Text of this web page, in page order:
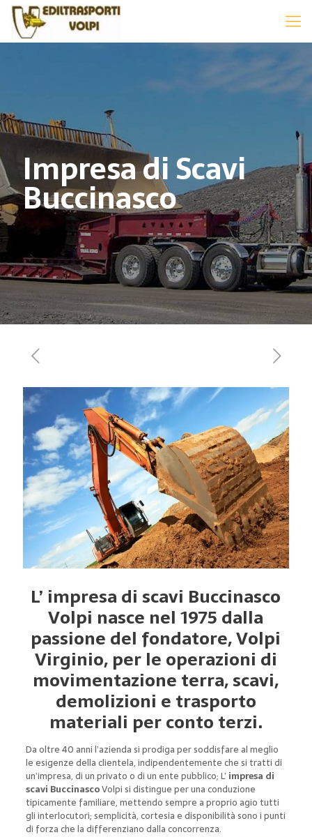
Impresa di Scavi
Buccinasco
L’ impresa di scavi Buccinasco
Volpi nasce nel 1975 dalla
passione del fondatore, Volpi
Virginio, per le operazioni di
movimentazione terra, scavi,
demolizioni e trasporto
materiali per conto terzi.
Da oltre 40 anni l’azienda si prodiga per soddisfare al meglio
le esigenze della clientela, indipendentemente che si tratti di
un’impresa, di un privato o di un ente pubblico; L’ impresa di
scavi BuccinascoVolpi si distingue per una conduzione
tipicamente familiare, mettendo sempre a proprio agio tutti
gli interlocutori; semplicità, cortesia e disponibilità sono i punti
di forza che la differenziano dalla concorrenza.